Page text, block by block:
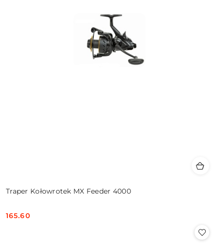
Traper Kołowrotek MX Feeder 4000
Cena:
165.60